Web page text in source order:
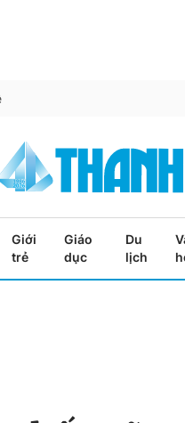
Giới
trẻ
Giáo
dục
Du
lịch